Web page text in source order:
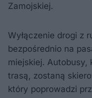
Zamojskiej.
Wyłączenie drogi z
bezpośrednio na
miejskiej. Autobusy,
trasą, zostaną
który poprowadzi